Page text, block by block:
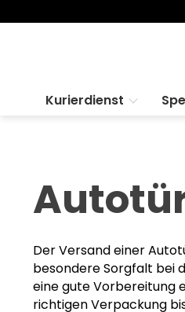
Kurierdienst
Der Versand einer
besondere Sorgfalt bei
eine gute Vorbereitung
richtigen Verpackung